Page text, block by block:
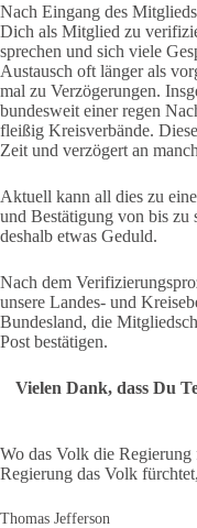
Nach Eingang des
Dich als Mitglied zu
sprechen und sich viele
Austausch oft länger als
mal zu Verzögerungen.
bundesweit einer regen
fleißig Kreisverbände.
Zeit und verzögert an
Aktuell kann all dies zu
und Bestätigung von bis zu
deshalb etwas Geduld.
Nach dem
unsere Landes- und
Bundesland, die
Post bestätigen.
Vielen Dank, dass Du
Wo das Volk die
Regierung das Volk
Thomas Jefferson